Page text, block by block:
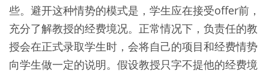
些。避开这种情势的模式是，学生应在接受offer前，
充分了解教授的经费境况。正常情况下，负责任的教
授会在正式录取学生时，会将自己的项目和经费情势
向学生做一定的说明。假设教授只字不提他的经费境